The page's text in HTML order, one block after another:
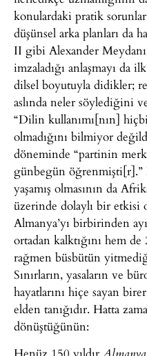
konulardaki pratik
düşünsel arka planları da
II gibi Alexander
imzaladığı anlaşmayı da
dilsel boyutuyla didikler;
aslında neler söylediğini
“Dilin kullanımı[nın]
olmadığını bilmiyor
döneminde “partinin
günbegün öğrenmişti[r].”
yaşamış olmasının da
üzerinde dolaylı bir
Almanya’yı birbirinden
ortadan kalktığını hem
rağmen büsbütün
Sınırların, yasaların ve
hayatlarını hiçe sayan
elden tanığıdır. Hatta
dönüştüğünün: